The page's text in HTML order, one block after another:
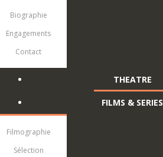
Biographie
Engagements
Contact
THEATRE
FILMS & SERIES
Filmographie
Sélection